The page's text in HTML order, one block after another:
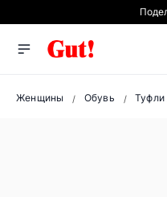
Женщины Обувь Туфли